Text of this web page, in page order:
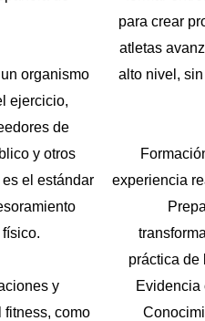
organismo
ejercicio,
de
y otros
el estándar
y
fitness, como
para crear
atletas
alto nivel,
experiencia
práctica de
Evidencia